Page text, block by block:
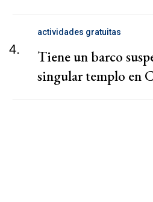
4.
actividades gratuitas
Tiene un barco
singular templo en